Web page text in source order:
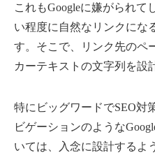
これもGoogleに嫌がられて
い程度に自然なリンクにな
す。そこで、リンク先のペ
カーテキストの文字列を設
特にビッグワードでSEO対
ビゲーションのような
いては、入念に設計するよ